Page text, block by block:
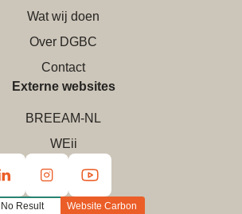
Wat wij doen
Over DGBC
Contact
Externe websites
BREEAM-NL
WEii
No Result Website Carbon